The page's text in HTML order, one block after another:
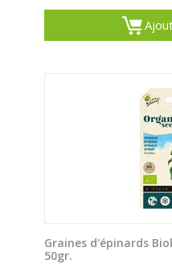
Graines d'épinards
50gr.